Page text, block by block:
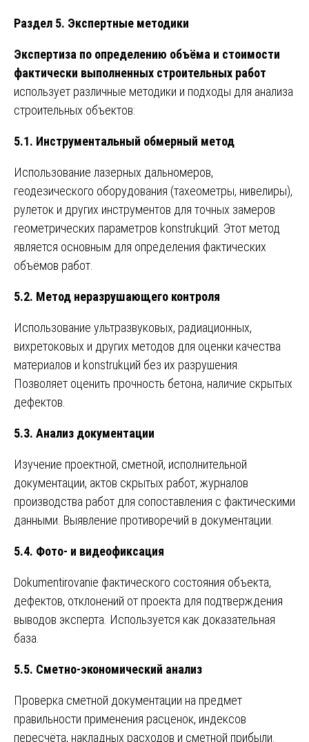
Раздел 5. Экспертные методики
Экспертиза по определению объёма и стоимости
фактически выполненных строительных работ
использует различные методики и подходы для анализа
строительных объектов:
5.1. Инструментальный обмерный метод
Использование лазерных дальномеров,
геодезического оборудования (тахеометры, нивелиры),
рулеток и других инструментов для точных замеров
геометрических параметров konstrukций. Этот метод
является основным для определения фактических
объёмов работ.
5.2. Метод неразрушающего контроля
Использование ультразвуковых, радиационных,
вихретоковых и других методов для оценки качества
материалов и konstrukций без их разрушения.
Позволяет оценить прочность бетона, наличие скрытых
дефектов.
5.3. Анализ документации
Изучение проектной, сметной, исполнительной
документации, актов скрытых работ, журналов
производства работ для сопоставления с фактическими
данными. Выявление противоречий в документации.
5.4. Фото- и видеофиксация
Dokumentirovanie фактического состояния объекта,
дефектов, отклонений от проекта для подтверждения
выводов эксперта. Используется как доказательная
база.
5.5. Сметно-экономический анализ
Проверка сметной документации на предмет
правильности применения расценок, индексов
пересчёта, накладных расходов и сметной прибыли.